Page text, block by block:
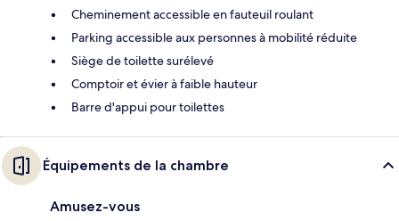
Cheminement accessible en fauteuil roulant
Parking accessible aux personnes à mobilité réduite
Siège de toilette surélevé
Comptoir et évier à faible hauteur
Barre d'appui pour toilettes
Équipements de la chambre
Amusez-vous